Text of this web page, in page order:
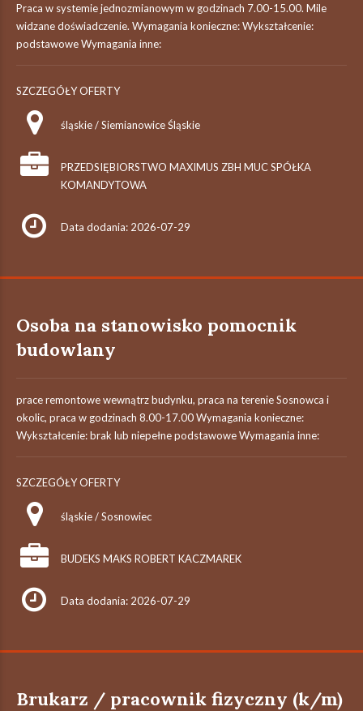
Praca w systemie jednozmianowym w godzinach 7.00-15.00. Mile
widzane doświadczenie. Wymagania konieczne: Wykształcenie:
podstawowe Wymagania inne:
SZCZEGÓŁY OFERTY
śląskie / Siemianowice Śląskie
PRZEDSIĘBIORSTWO MAXIMUS ZBH MUC SPÓŁKA
KOMANDYTOWA
Data dodania: 2026-07-29
Osoba na stanowisko pomocnik
budowlany
prace remontowe wewnątrz budynku, praca na terenie Sosnowca i
okolic, praca w godzinach 8.00-17.00 Wymagania konieczne:
Wykształcenie: brak lub niepełne podstawowe Wymagania inne:
SZCZEGÓŁY OFERTY
śląskie / Sosnowiec
BUDEKS MAKS ROBERT KACZMAREK
Data dodania: 2026-07-29
Brukarz / pracownik fizyczny (k/m)